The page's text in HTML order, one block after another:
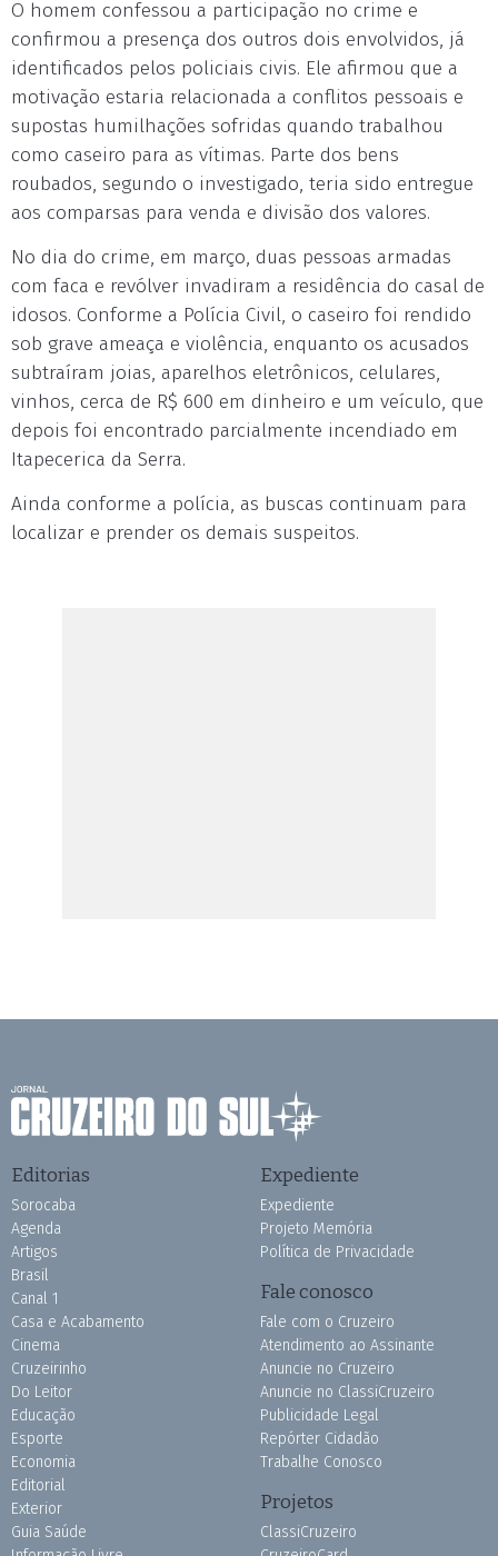
O homem confessou a participação no crime e
confirmou a presença dos outros dois envolvidos, já
identificados pelos policiais civis. Ele afirmou que a
motivação estaria relacionada a conflitos pessoais e
supostas humilhações sofridas quando trabalhou
como caseiro para as vítimas. Parte dos bens
roubados, segundo o investigado, teria sido entregue
aos comparsas para venda e divisão dos valores.
No dia do crime, em março, duas pessoas armadas
com faca e revólver invadiram a residência do casal de
idosos. Conforme a Polícia Civil, o caseiro foi rendido
sob grave ameaça e violência, enquanto os acusados
subtraíram joias, aparelhos eletrônicos, celulares,
vinhos, cerca de R$ 600 em dinheiro e um veículo, que
depois foi encontrado parcialmente incendiado em
Itapecerica da Serra.
Ainda conforme a polícia, as buscas continuam para
localizar e prender os demais suspeitos.
Editorias
Sorocaba
Agenda
Artigos
Brasil
Canal 1
Casa e Acabamento
Cinema
Cruzeirinho
Do Leitor
Educação
Esporte
Economia
Editorial
Exterior
Guia Saúde
Expediente
Expediente
Projeto Memória
Política de Privacidade
Fale conosco
Fale com o Cruzeiro
Atendimento ao Assinante
Anuncie no Cruzeiro
Anuncie no ClassiCruzeiro
Publicidade Legal
Repórter Cidadão
Trabalhe Conosco
Projetos
ClassiCruzeiro